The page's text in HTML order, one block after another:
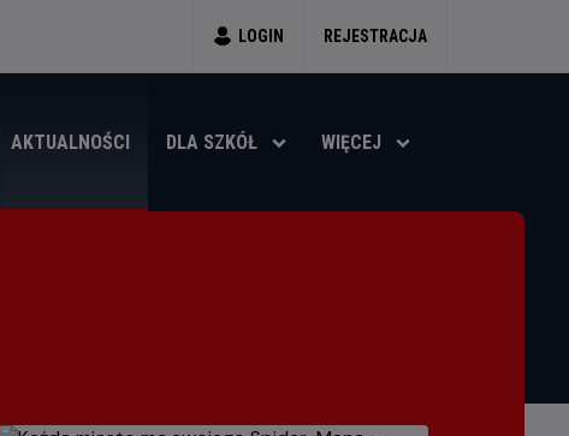
LOGIN REJESTRACJA
AKTUALNOŚCI DLA SZKÓŁ WIĘCEJ